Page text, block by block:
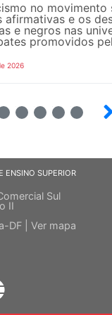
no
afirmativas e os
e negros nas
promovidos
2026
ENSINO SUPERIOR
Sul
II
DF | Ver mapa